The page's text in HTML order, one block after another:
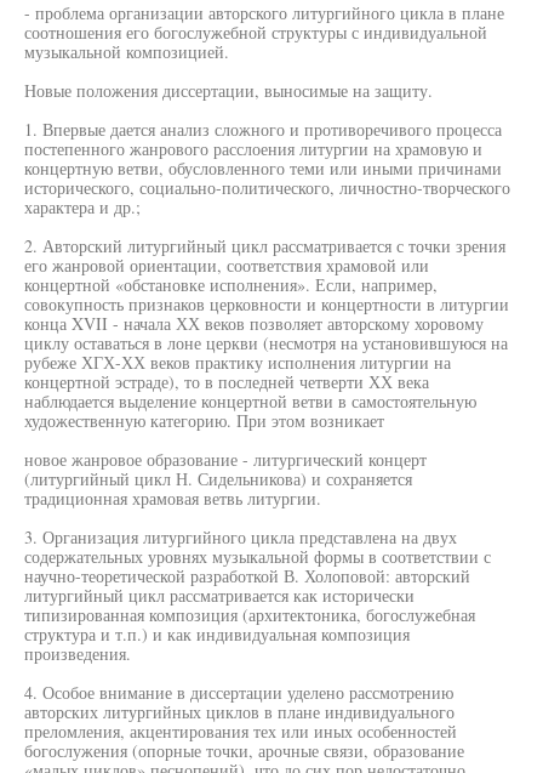
- проблема организации авторского литургийного цикла в плане
соотношения его богослужебной структуры с индивидуальной
музыкальной композицией.
Новые положения диссертации, выносимые на защиту.
1. Впервые дается анализ сложного и противоречивого процесса
постепенного жанрового расслоения литургии на храмовую и
концертную ветви, обусловленного теми или иными причинами
исторического, социально-политического, личностно-творческого
характера и др.;
2. Авторский литургийный цикл рассматривается с точки зрения
его жанровой ориентации, соответствия храмовой или
концертной «обстановке исполнения». Если, например,
совокупность признаков церковности и концертности в литургии
конца XVII - начала ХХ веков позволяет авторскому хоровому
циклу оставаться в лоне церкви (несмотря на установившуюся на
рубеже ХГХ-ХХ веков практику исполнения литургии на
концертной эстраде), то в последней четверти ХХ века
наблюдается выделение концертной ветви в самостоятельную
художественную категорию. При этом возникает
новое жанровое образование - литургический концерт
(литургийный цикл Н. Сидельникова) и сохраняется
традиционная храмовая ветвь литургии.
3. Организация литургийного цикла представлена на двух
содержательных уровнях музыкальной формы в соответствии с
научно-теоретической разработкой В. Холоповой: авторский
литургийный цикл рассматривается как исторически
типизированная композиция (архитектоника, богослужебная
структура и т.п.) и как индивидуальная композиция
произведения.
4. Особое внимание в диссертации уделено рассмотрению
авторских литургийных циклов в плане индивидуального
преломления, акцентирования тех или иных особенностей
богослужения (опорные точки, арочные связи, образование